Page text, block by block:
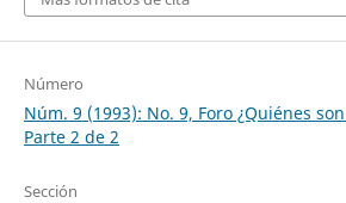
Número
Núm. 9 (1993): No. 9, Foro ¿Quiénes
Parte 2 de 2
Sección